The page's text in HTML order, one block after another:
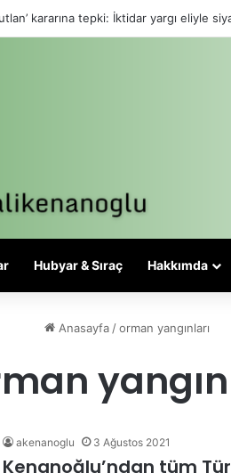
kararına tepki: İktidar yargı eliyle
Hubyar & Sıraç Hakkımda
Anasayfa /orman yangınları
akenanoglu 3 Ağustos 2021
Kenanoğlu’ndan tüm